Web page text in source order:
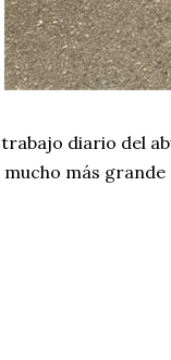
diario del
mucho más